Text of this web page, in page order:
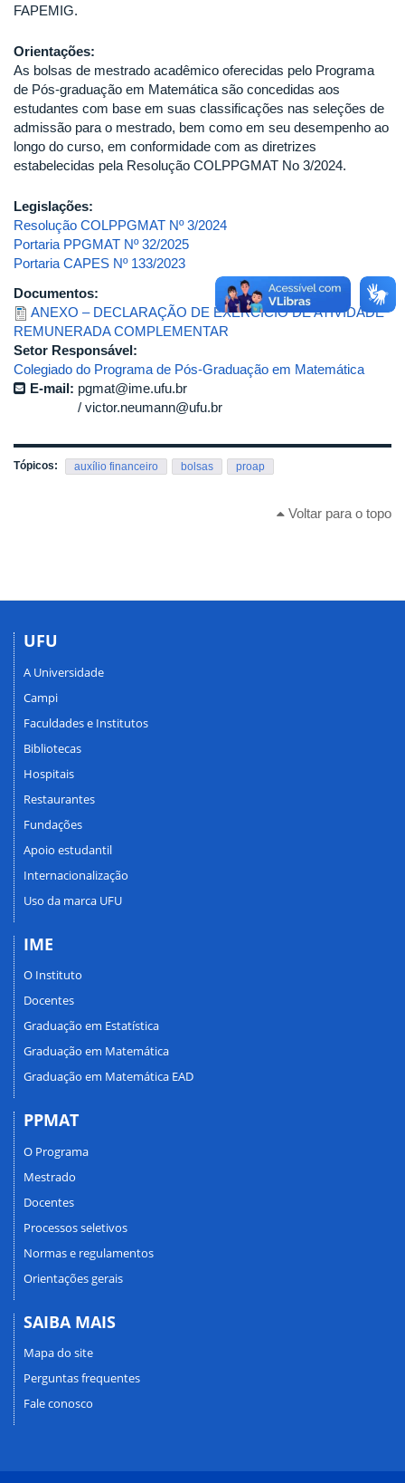
FAPEMIG.
Orientações:
As bolsas de mestrado acadêmico oferecidas pelo Programa
de Pós-graduação em Matemática são concedidas aos
estudantes com base em suas classificações nas seleções de
admissão para o mestrado, bem como em seu desempenho ao
longo do curso, em conformidade com as diretrizes
estabelecidas pela Resolução COLPPGMAT No 3/2024.
Legislações:
Resolução COLPPGMAT Nº 3/2024
Portaria PPGMAT Nº 32/2025
Portaria CAPES Nº 133/2023
Documentos:
ANEXO – DECLARAÇÃO DE EXERCÍCIO DE ATIVIDADE
REMUNERADA COMPLEMENTAR
Setor Responsável:
Colegiado do Programa de Pós-Graduação em Matemática
E-mail: pgmat@ime.ufu.br
victor.neumann@ufu.br
Tópicos: auxílio financeiro bolsas proap
Voltar para o topo
UFU
A Universidade
Campi
Faculdades e Institutos
Bibliotecas
Hospitais
Restaurantes
Fundações
Apoio estudantil
Internacionalização
Uso da marca UFU
IME
O Instituto
Docentes
Graduação em Estatística
Graduação em Matemática
Graduação em Matemática EAD
PPMAT
O Programa
Mestrado
Docentes
Processos seletivos
Normas e regulamentos
Orientações gerais
SAIBA MAIS
Mapa do site
Perguntas frequentes
Fale conosco